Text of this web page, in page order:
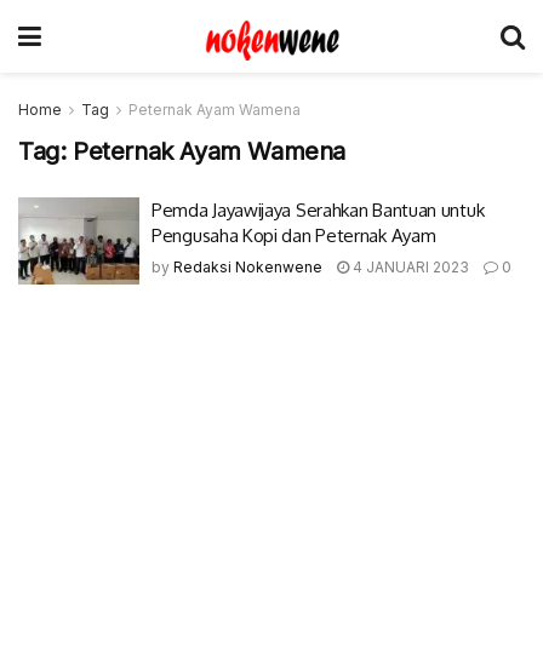
Home Tag Peternak Ayam Wamena
Tag: Peternak Ayam Wamena
Pemda Jayawijaya Serahkan Bantuan untuk
Pengusaha Kopi dan Peternak Ayam
by Redaksi Nokenwene 4 JANUARI 2023 0